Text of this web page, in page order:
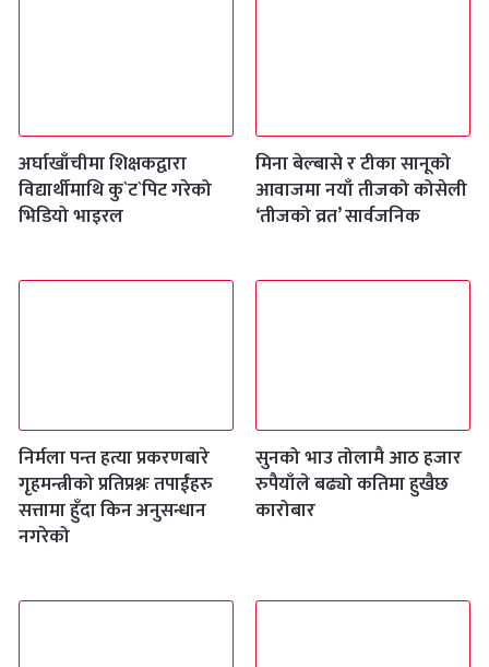
अर्घाखाँचीमा शिक्षकद्वारा
विद्यार्थीमाथि कु`ट`पिट गरेको
भिडियो भाइरल
मिना बेल्बासे र टीका सानूको
आवाजमा नयाँ तीजको कोसेली
‘तीजको व्रत’ सार्वजनिक
निर्मला पन्त हत्या प्रकरणबारे
गृहमन्त्रीको प्रतिप्रश्नः तपाईंहरु
सत्तामा हुँदा किन अनुसन्धान
नगरेको
सुनको भाउ तोलामै आठ हजार
रुपैयाँले बढ्यो कतिमा हुखैछ
कारोबार